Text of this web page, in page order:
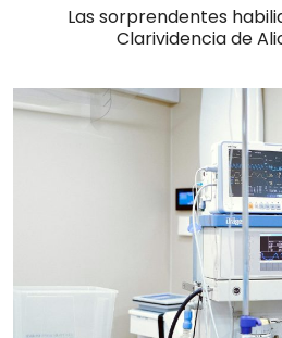
Las sorprendentes
Clarividencia de